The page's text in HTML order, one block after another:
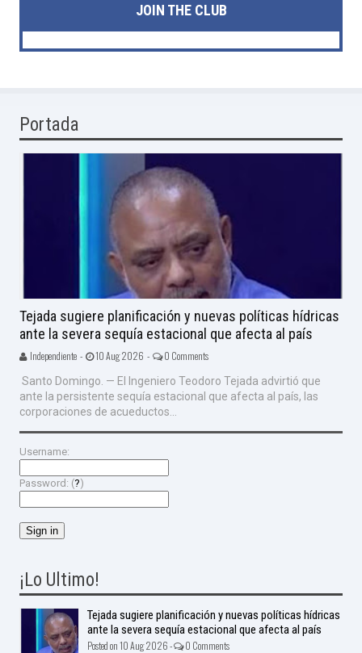
JOIN THE CLUB
Portada
Tejada sugiere planificación y nuevas políticas hídricas
ante la severa sequía estacional que afecta al país
Independiente - 10 Aug 2026 - 0 Comments
Santo Domingo. — El Ingeniero Teodoro Tejada advirtió que
ante la persistente sequía estacional que afecta al país, las
corporaciones de acueductos...
Username:
Password: (?)
¡Lo Ultimo!
Tejada sugiere planificación y nuevas políticas hídricas
ante la severa sequía estacional que afecta al país
Posted on 10 Aug 2026 - 0 Comments